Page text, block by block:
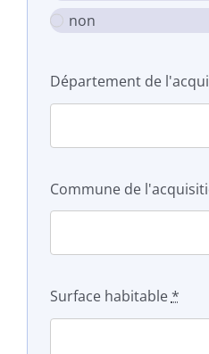
non
Département de
Commune de
Surface habitable *